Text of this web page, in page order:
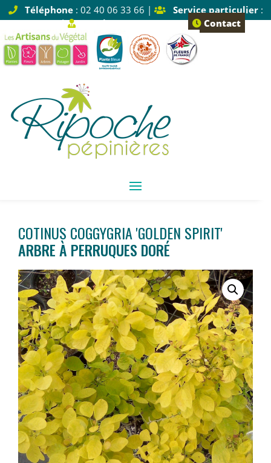
Téléphone: 02 40 06 33 66 | Service particulier:
Tapez 1 |
Service pro: Tapez 2 Contact
COTINUS COGGYGRIA 'GOLDEN SPIRIT'
ARBRE À PERRUQUES DORÉ